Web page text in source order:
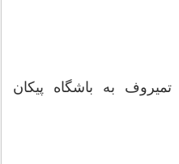
در تاریخ 6 شهریور 1401 تمیروف به باشگاه پیکان